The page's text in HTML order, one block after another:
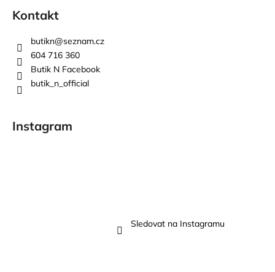
Kontakt
butikn@seznam.cz
604 716 360
Butik N Facebook
butik_n_official
Instagram
Sledovat na Instagramu